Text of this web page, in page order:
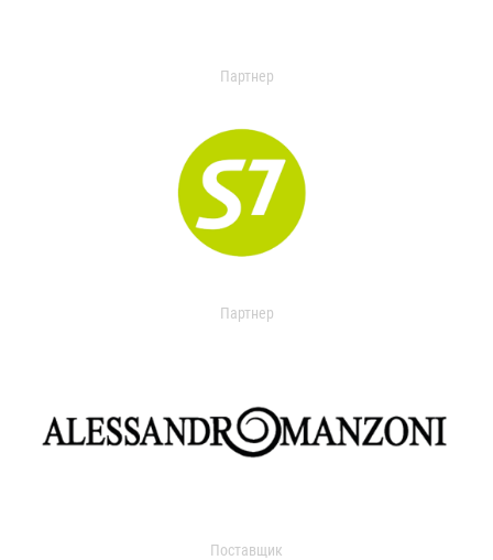
Партнер
Партнер
Поставщик